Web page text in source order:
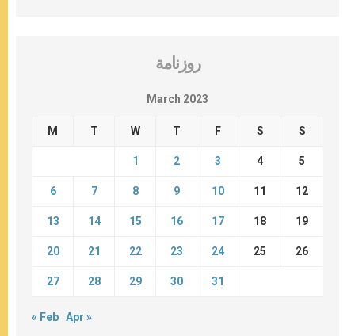
روزنامة
March 2023
M T W T F S S
1 2 3 4 5
6 7 8 9 10 11 12
13 14 15 16 17 18 19
20 21 22 23 24 25 26
27 28 29 30 31
« Feb Apr »